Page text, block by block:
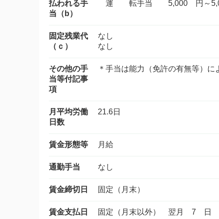
払われる手
当（b）
運 転手当 5,000 円～
固定残業代
（ｃ）
なし
なし
その他の手
当等付記事
項
＊手当は能力（免許の有無等）に
月平均労働
日数
21.6日
賃金形態等 月給
通勤手当 なし
賃金締切日 固定（月末）
賃金支払日 固定（月末以外） 翌月 7 日